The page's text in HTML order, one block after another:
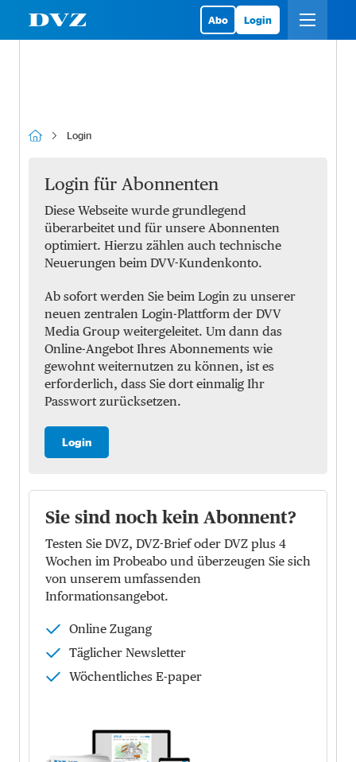
Abo Login
Login
Login für Abonnenten
Diese Webseite wurde grundlegend
überarbeitet und für unsere Abonnenten
optimiert. Hierzu zählen auch technische
Neuerungen beim DVV-Kundenkonto.
Ab sofort werden Sie beim Login zu unserer
neuen zentralen Login-Plattform der DVV
Media Group weitergeleitet. Um dann das
Online-Angebot Ihres Abonnements wie
gewohnt weiternutzen zu können, ist es
erforderlich, dass Sie dort einmalig Ihr
Passwort zurücksetzen.
Login
Sie sind noch kein Abonnent?
Testen Sie DVZ, DVZ-Brief oder DVZ plus 4
Wochen im Probeabo und überzeugen Sie sich
von unserem umfassenden
Informationsangebot.
Online Zugang
Täglicher Newsletter
Wöchentliches E-paper